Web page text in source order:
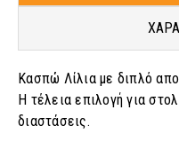
Κασπώ Λίλια με διπλό
Η τέλεια επιλογή για
διαστάσεις.